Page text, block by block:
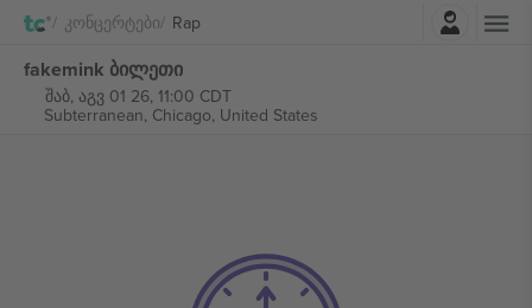
Კონცერტები Rap
fakemink ბილეთი
შაბ, აგვ 01 26, 11:00 CDT
Subterranean, Chicago, United States